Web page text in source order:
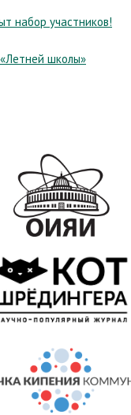
набор участников!
школы»